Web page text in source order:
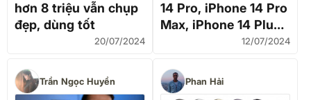
hơn 8 triệu vẫn chụp
đẹp, dùng tốt
20/07/2024
14 Pro, iPhone 14 Pro
Max, iPhone 14 Plus
mới nhất giảm chưa
xịn sò không kém
iPhone 15
12/07/2024
Trần Ngọc Huyền Phan Hải